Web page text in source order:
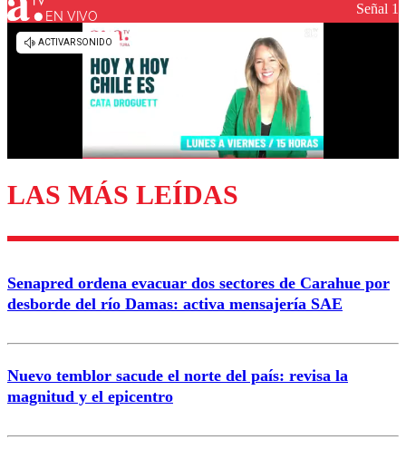
Los comentarios son moderados para garantizar un
diálogo respetuoso.
Enviar comentario
EN VIVO Señal 1
LAS MÁS LEÍDAS
Senapred ordena evacuar dos sectores de Carahue por
desborde del río Damas: activa mensajería SAE
Nuevo temblor sacude el norte del país: revisa la
magnitud y el epicentro